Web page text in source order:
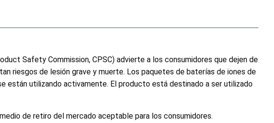
Safety Commission, CPSC) advierte a los consumidores que dejen de
riesgos de lesión grave y muerte. Los paquetes de baterías de iones de
están utilizando activamente. El producto está destinado a ser utilizado
de retiro del mercado aceptable para los consumidores.